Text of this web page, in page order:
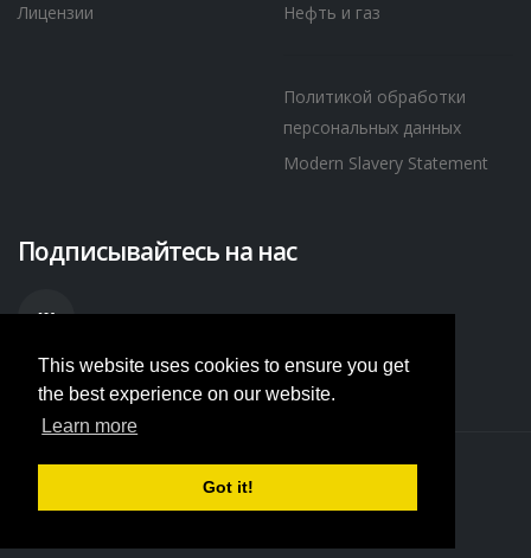
This website uses cookies to ensure you get
the best experience on our website.
Learn more
Got it!
Лицензии
Нефть и газ
Политикой обработки
персональных данных
Modern Slavery Statement
Подписывайтесь на нас
© Copyright 2018. All Rights Reserved.